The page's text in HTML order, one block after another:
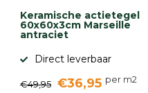
Keramische actietegel
60x60x3cm Marseille
antraciet
Direct leverbaar
€49,95 €36,95 per m2